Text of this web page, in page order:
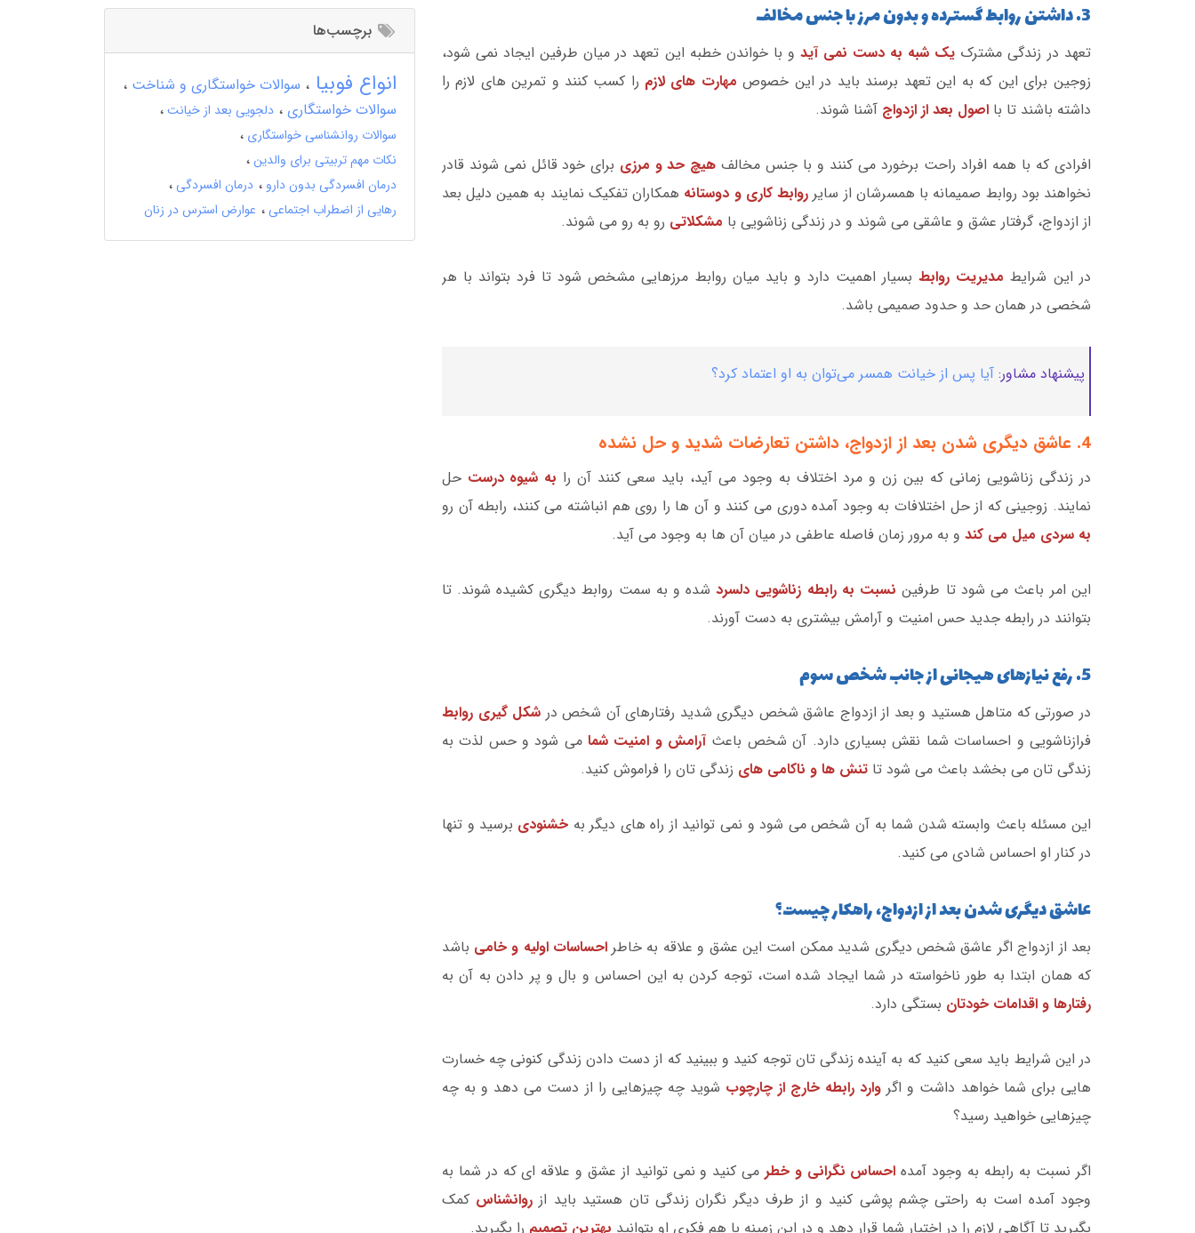
3. داشتن روابط گسترده و بدون مرز با جنس مخالف
تعهد در زندگی مشترک یک شبه به دست نمی آید و با خواندن خطبه این تعهد در میان طرفین ایجاد نمی شود،
زوجین برای این که به این تعهد برسند باید در این خصوص مهارت های لازم را کسب کنند و تمرین های لازم را
داشته باشند تا با اصول بعد از ازدواج آشنا شوند.
افرادی که با همه افراد راحت برخورد می کنند و با جنس مخالف هیچ حد و مرزی برای خود قائل نمی شوند قادر
نخواهند بود روابط صمیمانه با همسرشان از سایر روابط کاری و دوستانه همکاران تفکیک نمایند به همین دلیل بعد
از ازدواج، گرفتار عشق و عاشقی می شوند و در زندگی زناشویی با مشکلاتی رو به رو می شوند.
در این شرایط مدیریت روابط بسیار اهمیت دارد و باید میان روابط مرزهایی مشخص شود تا فرد بتواند با هر
شخصی در همان حد و حدود صمیمی باشد.
پیشنهاد مشاور: آیا پس‌ از خیانت همسر می‌توان به او اعتماد کرد؟
4. عاشق دیگری شدن بعد از ازدواج، داشتن تعارضات شدید و حل نشده
در زندگی زناشویی زمانی که بین زن و مرد اختلاف به وجود می آید، باید سعی کنند آن را به شیوه درست حل
نمایند. زوجینی که از حل اختلافات به وجود آمده دوری می کنند و آن ها را روی هم انباشته می کنند، رابطه آن رو
به سردی میل می کند و به مرور زمان فاصله عاطفی در میان آن ها به وجود می آید.
این امر باعث می شود تا طرفین نسبت به رابطه زناشویی دلسرد شده و به سمت روابط دیگری کشیده شوند. تا
بتوانند در رابطه جدید حس امنیت و آرامش بیشتری به دست آورند.
5. رفع نیازهای هیجانی از جانب شخص سوم
در صورتی که متاهل هستید و بعد از ازدواج عاشق شخص دیگری شدید رفتارهای آن شخص در شکل گیری روابط
فرازناشویی و احساسات شما نقش بسیاری دارد. آن شخص باعثآرامش و امنیت شما می شود و حس لذت به
زندگی تان می بخشد باعث می شود تا تنش ها و ناکامی های زندگی تان را فراموش کنید.
این مسئله باعث وابسته شدن شما به آن شخص می شود و نمی توانید از راه های دیگر به خشنودی برسید و تنها
در کنار او احساس شادی می کنید.
عاشق دیگری شدن بعد از ازدواج، راهکار چیست؟
بعد از ازدواج اگر عاشق شخص دیگری شدید ممکن است این عشق و علاقه به خاطر احساسات اولیه و خامی باشد
که همان ابتدا به طور ناخواسته در شما ایجاد شده است، توجه کردن به این احساس و بال و پر دادن به آن به
رفتارها و اقدامات خودتان بستگی دارد.
در این شرایط باید سعی کنید که به آینده زندگی تان توجه کنید و ببینید که از دست دادن زندگی کنونی چه خسارت
هایی برای شما خواهد داشت و اگر وارد رابطه خارج از چارچوب شوید چه چیزهایی را از دست می دهد و به چه
چیزهایی خواهید رسید؟
اگر نسبت به رابطه به وجود آمده احساس نگرانی و خطر می کنید و نمی توانید از عشق و علاقه ای که در شما به
وجود آمده است به راحتی چشم پوشی کنید و از طرف دیگر نگران زندگی تان هستید باید از روانشناس کمک
بگیرید تا آگاهی لازم را در اختیار شما قرار دهد و در این زمینه با هم فکری او بتوانید بهترین تصمیم را بگیرید.
برچسب‌ها
انواع فوبیا
سوالات خواستگاری و شناخت
سوالات خواستگاری
دلجویی بعد از خیانت
سوالات روانشناسی خواستگاری
نکات مهم تربیتی برای والدین
درمان افسردگی بدون دارو
درمان افسردگی
رهایی از اضطراب اجتماعی
عوارض استرس در زنان